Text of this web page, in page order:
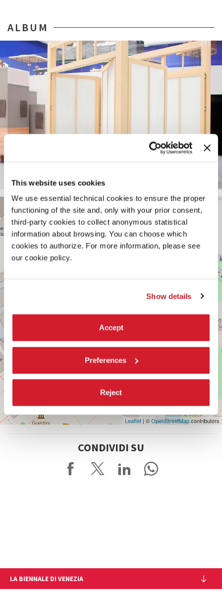
This website uses cookies
We use essential technical cookies to ensure the proper
functioning of the site and, only with your prior consent,
third-party cookies to collect anonymous statistical
information about browsing. You can choose which
cookies to authorize. For more information, please see
our cookie policy.
Show details
Accept
Preferences
Reject
ALBUM
PADIGLIONE
CENTRALE
Leaflet | ©OpenStreetMapcontributors
CONDIVIDI SU
LA BIENNALE DI VENEZIA